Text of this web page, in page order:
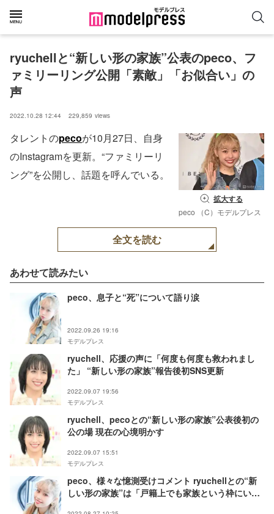
ryuchellと“新しい形の家族”公表のpeco、フ
ァミリーリング公開「素敵」「お似合い」の
声
2022.10.28 12:44 229,859 views
拡大する
peco （C）モデルプレス
タレントのpecoが10月27日、自身
のInstagramを更新。“ファミリーリ
ング”を公開し、話題を呼んでいる。
全文を読む
あわせて読みたい
peco、息子と“死”について語り涙
2022.09.26 19:16
モデルプレス
ryuchell、応援の声に「何度も何度も救われまし
た」 “新しい形の家族”報告後初SNS更新
2022.09.07 19:56
モデルプレス
ryuchell、pecoとの“新しい形の家族”公表後初の
公の場 現在の心境明かす
2022.09.07 15:51
モデルプレス
peco、様々な憶測受けコメント ryuchellとの“新
しい形の家族”は「戸籍上でも家族という枠にいら